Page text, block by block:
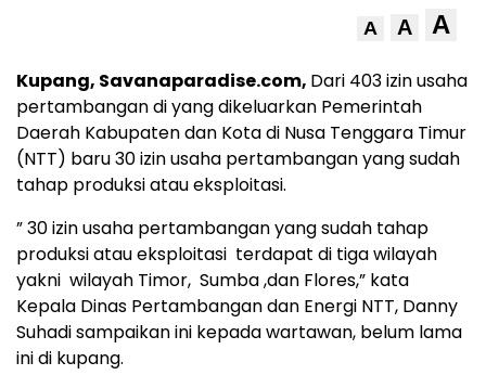
A A A
Kupang, Savanaparadise.com, Dari 403 izin usaha
pertambangan di yang dikeluarkan Pemerintah
Daerah Kabupaten dan Kota di Nusa Tenggara Timur
(NTT) baru 30 izin usaha pertambangan yang sudah
tahap produksi atau eksploitasi.
” 30 izin usaha pertambangan yang sudah tahap
produksi atau eksploitasi terdapat di tiga wilayah
yakni wilayah Timor, Sumba ,dan Flores,” kata
Kepala Dinas Pertambangan dan Energi NTT, Danny
Suhadi sampaikan ini kepada wartawan, belum lama
ini di kupang.